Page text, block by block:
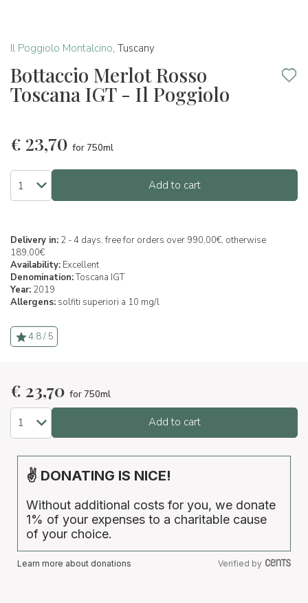
Il Poggiolo Montalcino, Tuscany
Bottaccio Merlot Rosso
Toscana IGT - Il Poggiolo
€ 23,70 for 750ml
Add to cart
Delivery in: 2 - 4 days, free for orders over 990,00€, otherwise
189,00€
Availability: Excellent
Denomination:Toscana IGT
Year: 2019
Allergens: solfiti superiori a 10 mg/l
4.8 / 5
€ 23,70 for 750ml
Add to cart
✌ DONATING IS NICE!
Without additional costs for you, we donate
1% of your expenses to a charitable cause
of your choice.
Learn more about donations Verified by